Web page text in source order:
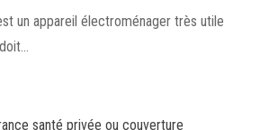
un appareil électroménager très utile
santé privée ou couverture